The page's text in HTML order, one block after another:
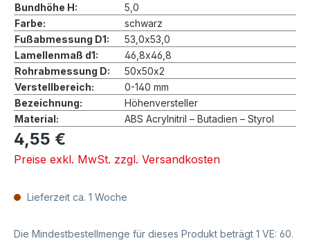
Bundhöhe H:
5,0
Farbe:
schwarz
Fußabmessung D1:
53,0x53,0
Lamellenmaß d1:
46,8x46,8
Rohrabmessung D:
50x50x2
Verstellbereich:
0-140 mm
Bezeichnung:
Höhenversteller
Material:
ABS Acrylnitril – Butadien – Styrol
4,55 €
Preise exkl. MwSt. zzgl. Versandkosten
Lieferzeit ca. 1 Woche
Die Mindestbestellmenge für dieses Produkt beträgt 1 VE: 60.